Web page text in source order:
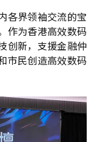
各界领袖交流的宝
作为香港高效数码
创新，支援金融仲
市民创造高效数码